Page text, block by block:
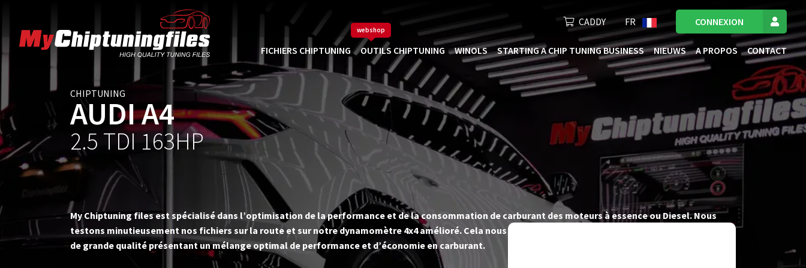
CADDY FR CONNEXION
FICHIERS CHIPTUNING OUTILS CHIPTUNING
webshop
WINOLS STARTING A CHIP TUNING BUSINESS NIEUWS A PROPOS CONTACT
CHIPTUNING
AUDI A4
2.5 TDI 163HP
My Chiptuning files est spécialisé dans l’optimisation de la performance et de la consommation de carburant des moteurs à essence ou Diesel. Nous
testons minutieusement nos fichiers sur la route et sur notre dynamomètre 4x4 amélioré. Cela nous permet de vous offrir des fichiers de tuning de l’ECU
de grande qualité présentant un mélange optimal de performance et d’économie en carburant.